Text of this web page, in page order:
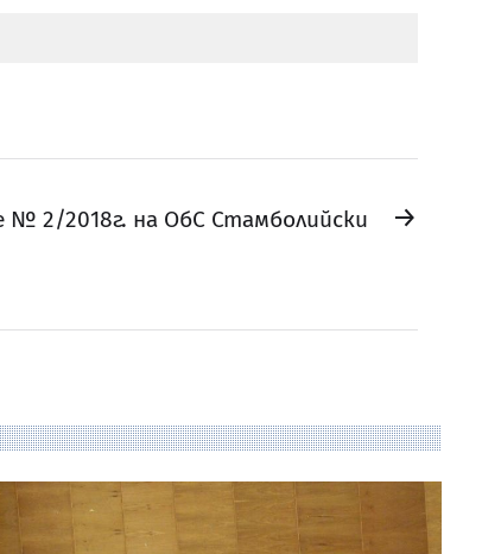
→
№ 2/2018г. на ОбС Стамболийски